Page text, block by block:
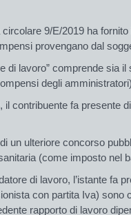
9/E/2019 ha
provengano dal
di lavoro” comprende sia
degli
contribuente fa presente
un ulteriore concorso
(come imposto nel
di lavoro, l’istante fa
con partita Iva)
rapporto di lavoro